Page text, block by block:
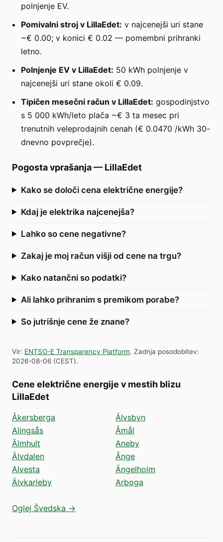
polnjenje EV.
Pomivalni stroj v LillaEdet: v najcenejši uri stane
~€ 0.00; v konici € 0.02 — pomembni prihranki
letno.
Polnjenje EV v LillaEdet: 50 kWh polnjenje v
najcenejši uri stane okoli € 0.09.
Tipičen mesečni račun v LillaEdet: gospodinjstvo
s 5 000 kWh/leto plača ~€ 3 ta mesec pri
trenutnih veleprodajnih cenah (€ 0.0470 /kWh 30-
dnevno povprečje).
Pogosta vprašanja— LillaEdet
Kako se določi cena električne energije?
Kdaj je elektrika najcenejša?
Lahko so cene negativne?
Zakaj je moj račun višji od cene na trgu?
Kako natančni so podatki?
Ali lahko prihranim s premikom porabe?
So jutrišnje cene že znane?
Vir: ENTSO-E Transparency Platform. Zadnja posodobitev:
2026-08-06 (CEST).
Cene električne energije v mestih blizu
LillaEdet
Åkersberga
Alingsås
Älmhult
Älvdalen
Alvesta
Älvkarleby
Älvsbyn
Åmål
Aneby
Ånge
Ängelholm
Arboga
Oglej Švedska →